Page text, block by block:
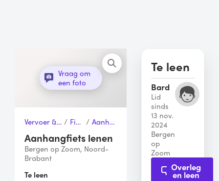
Vraag om
een foto
Vervoer & Transport / Fietsen / Aanhangfiets
Aanhangfiets lenen
Bergen op Zoom, Noord-
Brabant
Te leen
Te leen
Bard
Lid
sinds
13 nov.
2024
Bergen
op
Zoom
Overleg
en leen